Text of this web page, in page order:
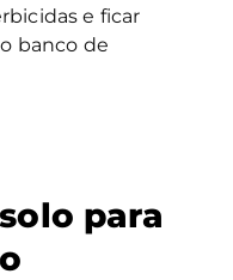
e ficar
banco de
para